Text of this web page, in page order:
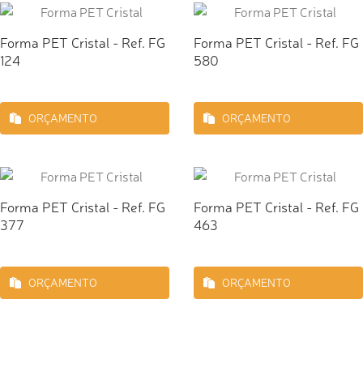
Forma PET Cristal - Ref. FG
124
ORÇAMENTO
Forma PET Cristal - Ref. FG
580
ORÇAMENTO
Forma PET Cristal - Ref. FG
377
ORÇAMENTO
Forma PET Cristal - Ref. FG
463
ORÇAMENTO